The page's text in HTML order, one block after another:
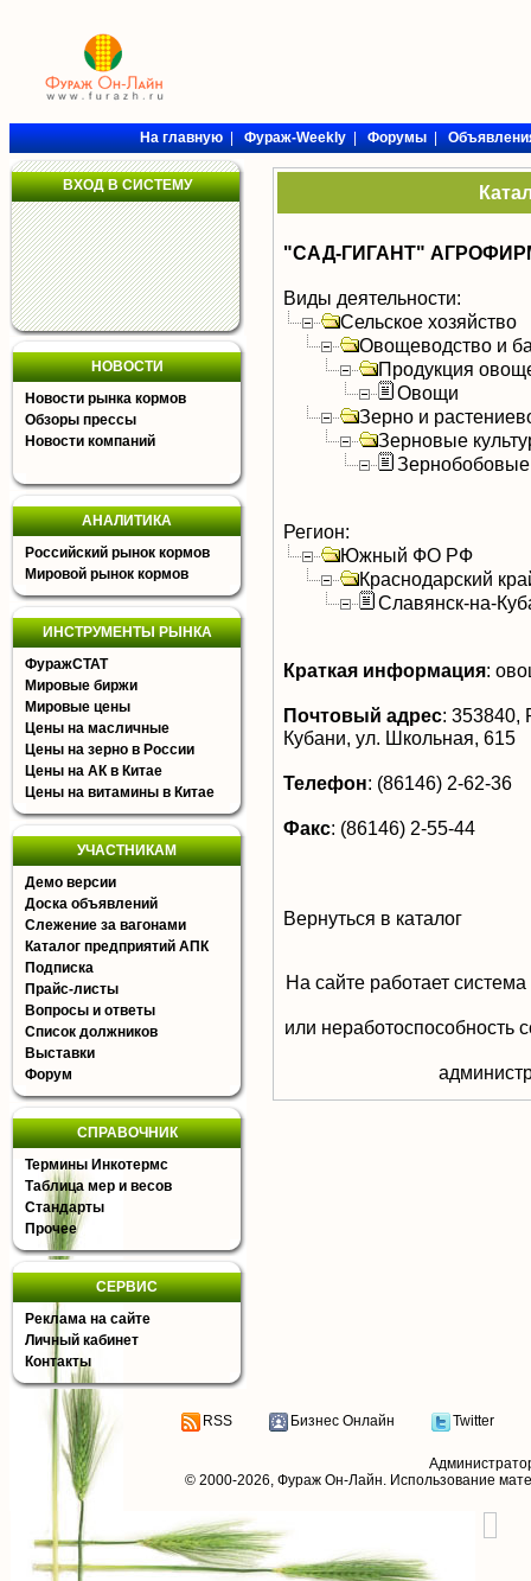
На главную|Фураж-Weekly|Форумы|
ВХОД В СИСТЕМУ
НОВОСТИ
Новости рынка кормов
Обзоры прессы
Новости компаний
АНАЛИТИКА
Российский рынок кормов
Мировой рынок кормов
ИНСТРУМЕНТЫ РЫНКА
ФуражСТАТ
Мировые биржи
Мировые цены
Цены на масличные
Цены на зерно в России
Цены на АК в Китае
Цены на витамины в Китае
УЧАСТНИКАМ
Демо версии
Доска объявлений
Слежение за вагонами
Каталог предприятий АПК
Подписка
Прайс-листы
Вопросы и ответы
Список должников
Выставки
Форум
СПРАВОЧНИК
Термины Инкотермс
Таблица мер и весов
Стандарты
Прочее
СЕРВИС
Реклама на сайте
Личный кабинет
Контакты
"САД-ГИГАНТ"
Виды деятельности:
Сельское хозяйство
Овощеводство и
Продукция
Овощи
Зерно и
Зерновые
Зернобобовые
Регион:
Южный ФО РФ
Краснодарский
Славянск-на-
Краткая информация:
Почтовый адрес: 353840,
Кубани, ул. Школьная, 615
Телефон: (86146) 2-62-36
Факс: (86146) 2-55-44
Вернуться в каталог
На сайте работает
или неработоспособность
RSS Бизнес Онлайн Twitter
© 2000-2026, Фураж Он-Лайн. Использование